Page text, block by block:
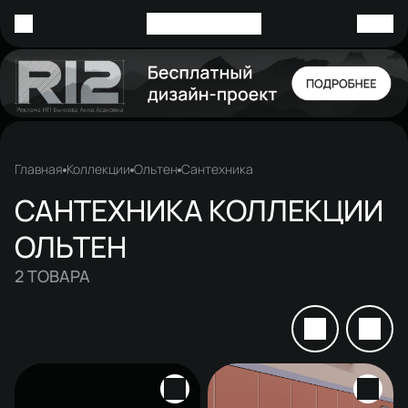
Главная Коллекции Ольтен Сантехника
САНТЕХНИКА КОЛЛЕКЦИИ
ОЛЬТЕН
2ТОВАРА